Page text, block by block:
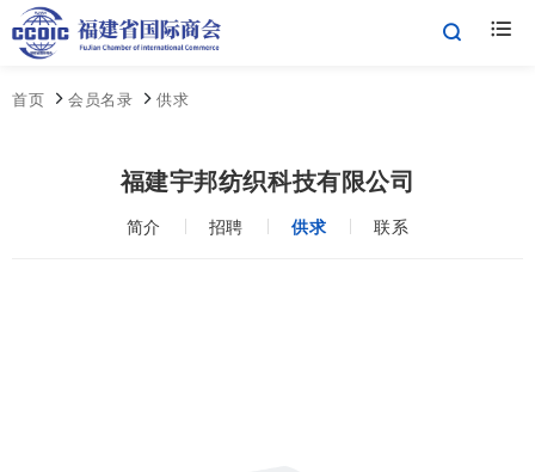
首页 会员名录 供求
福建宇邦纺织科技有限公司
简介 招聘 供求 联系